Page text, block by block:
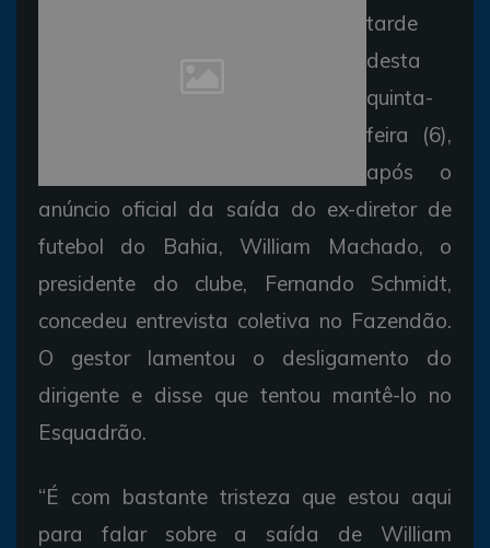
tarde
desta
quinta-
feira (6),
após o
anúncio oficial da saída do ex-diretor de
futebol do Bahia, William Machado, o
presidente do clube, Fernando Schmidt,
concedeu entrevista coletiva no Fazendão.
O gestor lamentou o desligamento do
dirigente e disse que tentou mantê-lo no
Esquadrão.
“É com bastante tristeza que estou aqui
para falar sobre a saída de William